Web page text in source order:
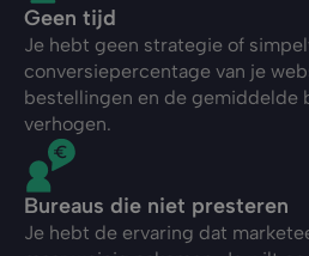
Geen tijd
Je hebt geen strategie of
conversiepercentage van je
bestellingen en de gemiddelde
verhogen.
Bureaus die niet presteren
Je hebt de ervaring dat